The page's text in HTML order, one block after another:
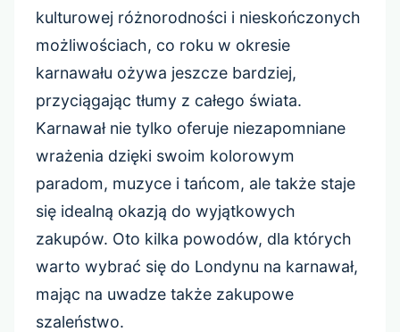
kulturowej różnorodności i nieskończonych
możliwościach, co roku w okresie
karnawału ożywa jeszcze bardziej,
przyciągając tłumy z całego świata.
Karnawał nie tylko oferuje niezapomniane
wrażenia dzięki swoim kolorowym
paradom, muzyce i tańcom, ale także staje
się idealną okazją do wyjątkowych
zakupów. Oto kilka powodów, dla których
warto wybrać się do Londynu na karnawał,
mając na uwadze także zakupowe
szaleństwo.